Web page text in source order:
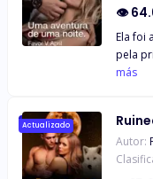
👁
Ela foi
pela
do
beijo e
más
Actualizado
Autor: